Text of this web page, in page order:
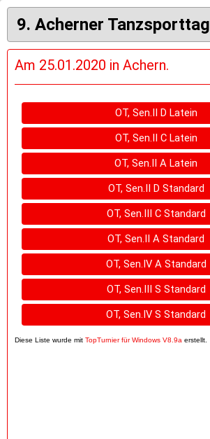
9. Acherner Tanzsporttag
Am 25.01.2020 in Achern.
OT, Sen.II D Latein
OT, Sen.II C Latein
OT, Sen.II A Latein
OT, Sen.II D Standard
OT, Sen.III C Standard
OT, Sen.II A Standard
OT, Sen.IV A Standard
OT, Sen.III S Standard
OT, Sen.IV S Standard
Diese Liste wurde mit TopTurnier für Windows V8.9a erstellt.